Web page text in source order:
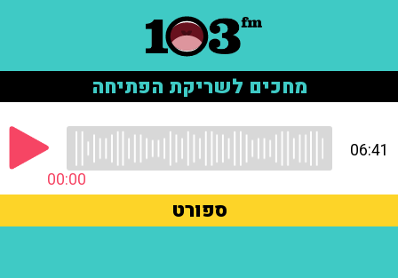
מחכים לשריקת הפתיחה
00:00
06:41
ספורט